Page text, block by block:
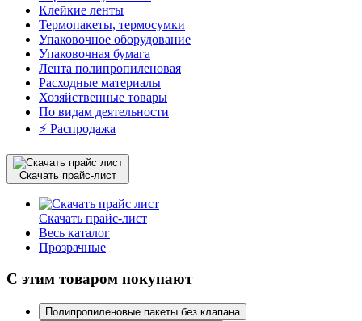
Клейкие ленты
Термопакеты, термосумки
Упаковочное оборудование
Упаковочная бумага
Лента полипропиленовая
Расходные материалы
Хозяйственные товары
По видам деятельности
⚡️ Распродажа
Скачать прайс-лист
Скачать прайс-лист
Весь каталог
Прозрачные
С этим товаром покупают
Полипропиленовые пакеты без клапана